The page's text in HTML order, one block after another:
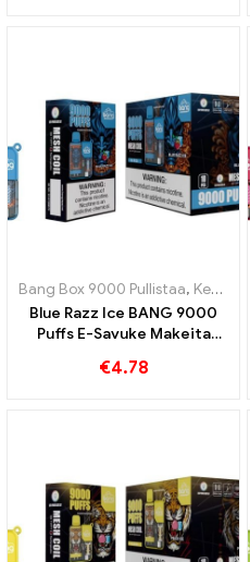
Bang Box 9000 Pullistaa, Kertakäyttöiset e-savukkeet Ruotsi
Blue Razz Ice BANG 9000
Puffs E-Savuke Makeita
viileyttä
€4.78